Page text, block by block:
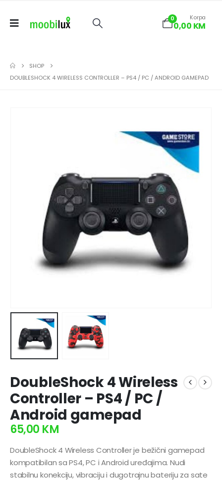
0 Korpa
0,00 KM
SHOP
DOUBLESHOCK 4 WIRELESS CONTROLLER – PS4 / PC / ANDROID GAMEPAD
DoubleShock 4 Wireless
Controller – PS4 / PC /
Android gamepad
65,00 KM
DoubleShock 4 Wireless Controller je bežični gamepad
kompatibilan sa PS4, PC i Android uređajima. Nudi
stabilnu konekciju, vibraciju i dugotrajnu bateriju za sate